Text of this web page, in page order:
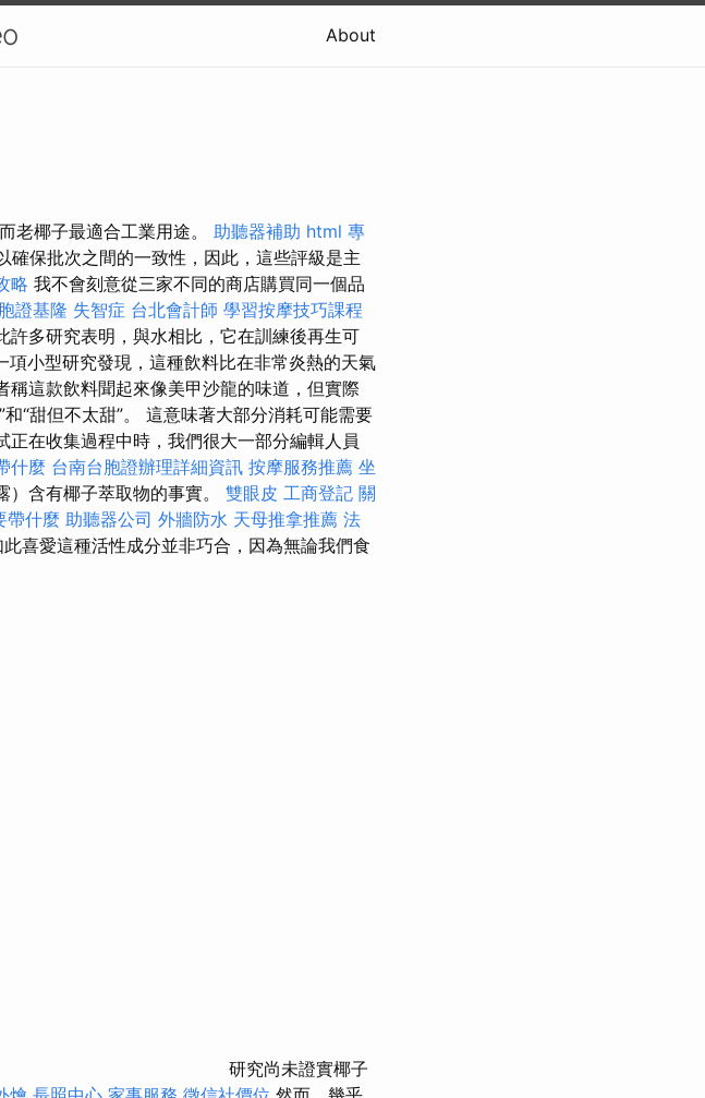
About
老椰子最適合工業用途。 助聽器補助 html 專
確保批次之間的一致性，因此，這些評級是主
略 我不會刻意從三家不同的商店購買同一個品
證基隆 失智症 台北會計師 學習按摩技巧課程
多研究表明，與水相比，它在訓練後再生可
項小型研究發現，這種飲料比在非常炎熱的天氣
這款飲料聞起來像美甲沙龍的味道，但實際
“甜但不太甜”。 這意味著大部分消耗可能需要
在收集過程中時，我們很大一部分編輯人員
什麼 台南台胞證辦理詳細資訊 按摩服務推薦 坐
含有椰子萃取物的事實。 雙眼皮 工商登記 關
帶什麼 助聽器公司 外牆防水 天母推拿推薦 法
此喜愛這種活性成分並非巧合，因為無論我們食
研究尚未證實椰子